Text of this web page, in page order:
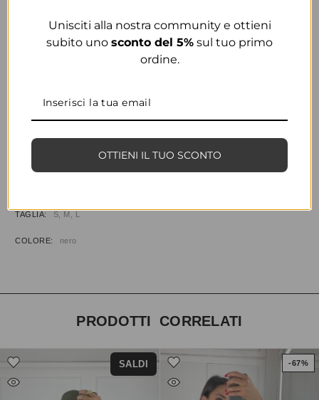
COLORE
AGGIUNGI ALLA WISHLIST
COD:
TAGLIA S, M, L
COLORE nero
PRODOTTI CORRELATI
SALDI -67%
Unisciti alla nostra community e ottieni
subito uno sconto del 5% sul tuo primo
ordine.
OTTIENI IL TUO SCONTO